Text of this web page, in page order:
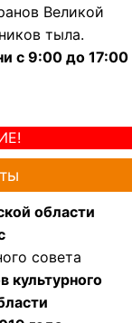
Великой
тыла.
с 9:00 до 17:00
области
совета
культурного